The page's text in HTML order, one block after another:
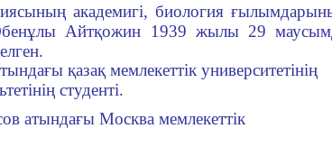
академигі, биология
Айтқожин 1939 жылы 29
қазақ мемлекеттік университетінің
студенті.
атындағы Москва мемлекеттік